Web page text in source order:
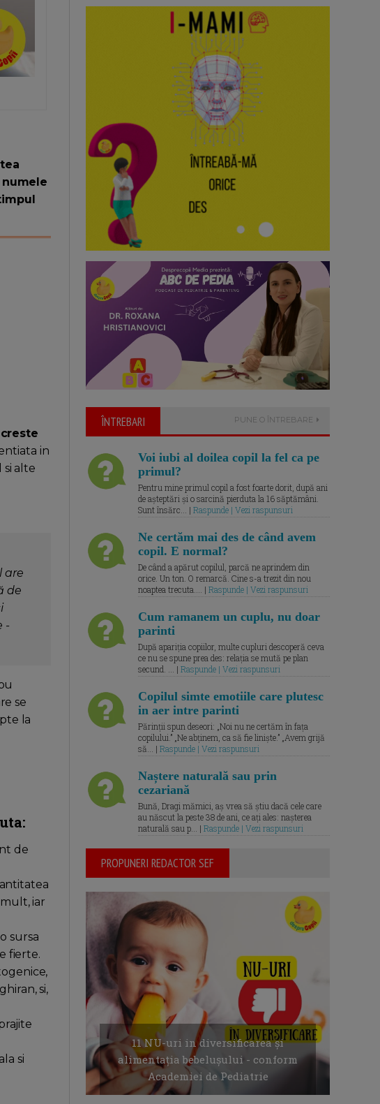
in
si alte
are
de
-
se
la
de
iar
sursa
fierte.
si,
si
ÎNTREBARI PUNE O ÎNTREBARE
Voi iubi al doilea copil la fel ca pe
primul?
Pentru mine primul copil a fost foarte dorit, după ani
de așteptări și o sarcină pierduta la 16 săptămâni.
Sunt însărc... | Raspunde | Vezi raspunsuri
Ne certăm mai des de când avem
copil. E normal?
De când a apărut copilul, parcă ne aprindem din
orice. Un ton. O remarcă. Cine s-a trezit din nou
noaptea trecuta.... | Raspunde | Vezi raspunsuri
Cum ramanem un cuplu, nu doar
parinti
După apariția copiilor, multe cupluri descoperă ceva
ce nu se spune prea des: relația se mută pe plan
secund. ... | Raspunde | Vezi raspunsuri
Copilul simte emotiile care plutesc
in aer intre parinti
Părinții spun deseori: „Noi nu ne certăm în fața
copilului.” „Ne abținem, ca să fie liniște.” „Avem grijă
să... | Raspunde | Vezi raspunsuri
Naștere naturală sau prin
cezariană
Bună, Dragi mămici, aș vrea să știu dacă cele care
au născut la peste 38 de ani, ce ați ales: nașterea
naturală sau p... | Raspunde | Vezi raspunsuri
PROPUNERI REDACTOR SEF
11 NU-uri in diversificarea și
alimentația bebelușului - conform
Academiei de Pediatrie